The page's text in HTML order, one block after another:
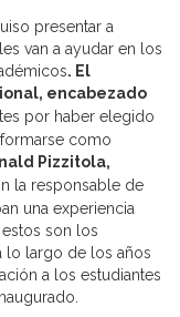
presentar a
van a ayudar en los
. El
encabezado
por haber elegido
como
Pizzitola,
la responsable de
una experiencia
son los
lo largo de los años
a los estudiantes